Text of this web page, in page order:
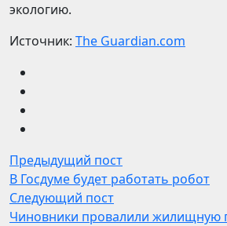
экологию.
Источник: The Guardian.com
Предыдущий пост
В Госдуме будет работать робот
Следующий пост
Чиновники провалили жилищную